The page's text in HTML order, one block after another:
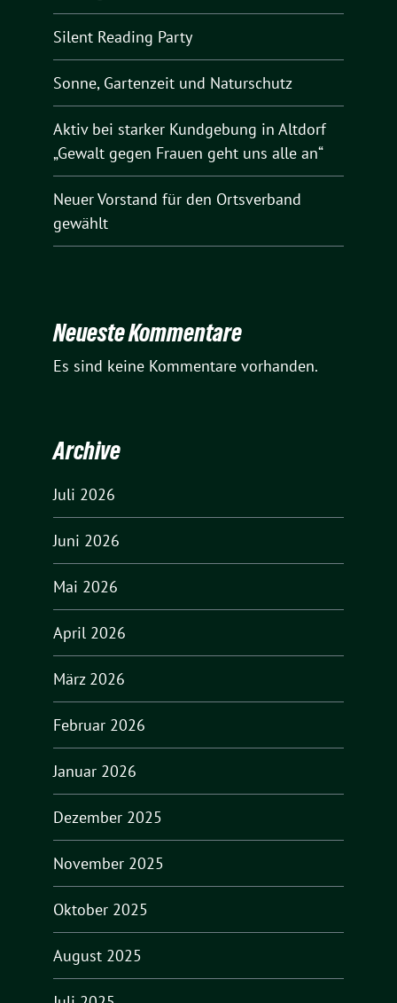
Silent Reading Party
Sonne, Gartenzeit und Naturschutz
Aktiv bei starker Kundgebung in Altdorf
„Gewalt gegen Frauen geht uns alle an“
Neuer Vorstand für den Ortsverband
gewählt
Neueste Kommentare
Es sind keine Kommentare vorhanden.
Archive
Juli 2026
Juni 2026
Mai 2026
April 2026
März 2026
Februar 2026
Januar 2026
Dezember 2025
November 2025
Oktober 2025
August 2025